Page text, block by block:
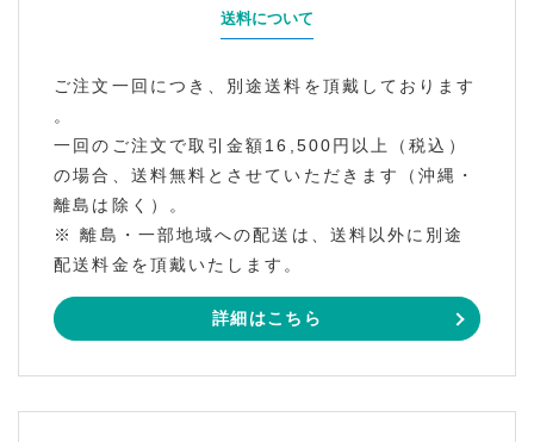
送料について
ご注文一回につき、別途送料を頂戴しております
。
一回のご注文で取引金額16,500円以上（税込）
の場合、送料無料とさせていただきます（沖縄・
離島は除く）。
※ 離島・一部地域への配送は、送料以外に別途
配送料金を頂戴いたします。
詳細はこちら